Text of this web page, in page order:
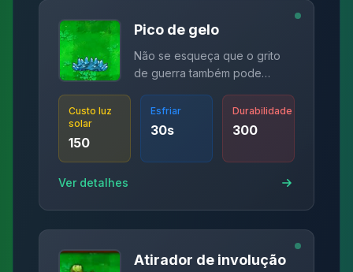
Pico de gelo
Não se esqueça que o grito
de guerra também pode
Custo luz
solar
150
Esfriar
30s
Durabilidade
300
Ver detalhes
Atirador de involução